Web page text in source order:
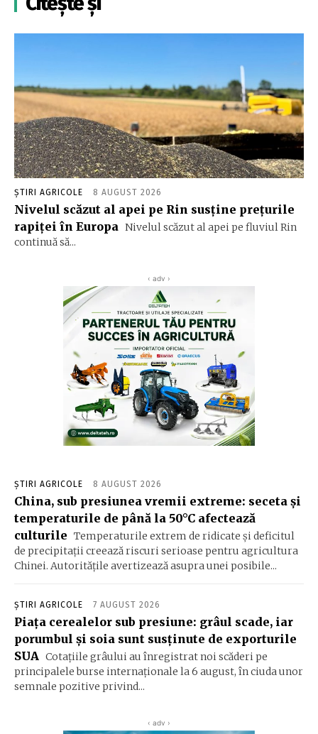
ȘTIRI AGRICOLE 8 AUGUST 2026
Nivelul scăzut al apei pe Rin susține prețurile
rapiței în Europa Nivelul scăzut al apei pe fluviul Rin
continuă să...
‹ adv ›
ȘTIRI AGRICOLE 8 AUGUST 2026
China, sub presiunea vremii extreme: seceta și
temperaturile de până la 50°C afectează
culturile Temperaturile extrem de ridicate și deficitul
de precipitații creează riscuri serioase pentru agricultura
Chinei. Autoritățile avertizează asupra unei posibile...
ȘTIRI AGRICOLE 7 AUGUST 2026
Piața cerealelor sub presiune: grâul scade, iar
porumbul și soia sunt susținute de exporturile
SUA Cotațiile grâului au înregistrat noi scăderi pe
principalele burse internaționale la 6 august, în ciuda unor
semnale pozitive privind...
‹ adv ›